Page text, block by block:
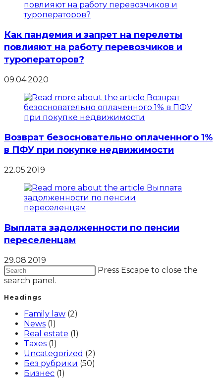
Как пандемия и запрет на перелеты
повлияют на работу перевозчиков и
туроператоров?
09.04.2020
Возврат безосновательно оплаченного 1%
в ПФУ при покупке недвижимости
22.05.2019
Выплата задолженности по пенсии
переселенцам
29.08.2019
Press Escape to close the
search panel.
Headings
Family law (2)
News (1)
Real estate (1)
Taxes (1)
Uncategorized (2)
Без рубрики (50)
Бизнес (1)